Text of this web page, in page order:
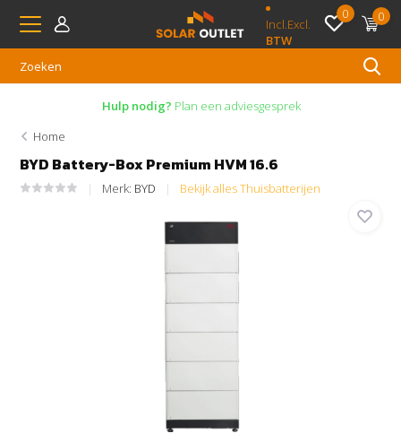
Incl.Excl.
BTW
0 0
Hulp nodig? Plan een adviesgesprek
Home
BYD Battery-Box Premium HVM 16.6
Merk: BYD Bekijk alles Thuisbatterijen